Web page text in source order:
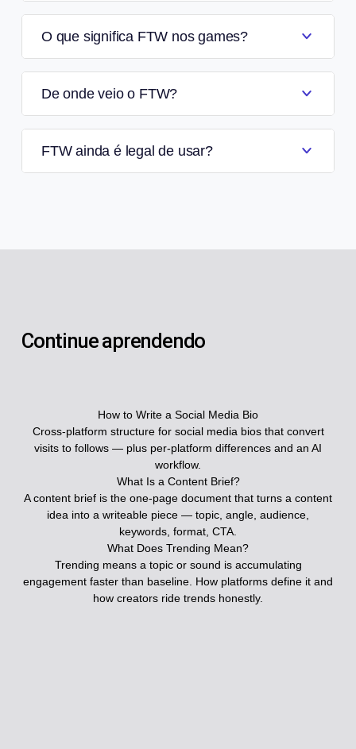
O que significa FTW nos games?
De onde veio o FTW?
FTW ainda é legal de usar?
Continue aprendendo
How to Write a Social Media Bio
Cross-platform structure for social media bios that convert
visits to follows — plus per-platform differences and an AI
workflow.
What Is a Content Brief?
A content brief is the one-page document that turns a content
idea into a writeable piece — topic, angle, audience,
keywords, format, CTA.
What Does Trending Mean?
Trending means a topic or sound is accumulating
engagement faster than baseline. How platforms define it and
how creators ride trends honestly.